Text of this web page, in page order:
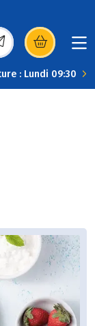
dans une
: Lundi 09:30